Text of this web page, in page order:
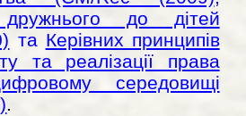
дружнього до дітей
та Керівних принципів
та реалізації права
середовищі
.